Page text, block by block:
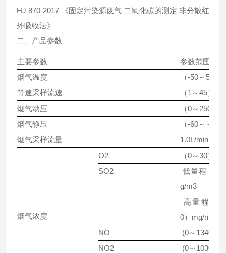
HJ 870-2017 《固定污染源废气 二氧化碳的测定 非分散红
外吸收法》
二、产品参数
主要参数
参数范围
烟气温度
（-50～
等速采样流速
（1～45）m/
烟气动压
（0～2500）
烟气静压
（-60～＋60
烟气采样流量
1.0L/min
烟气浓度
O2
（0～30）%
SO2
低量程：（
g/m3
高量程：
0）mg/m3
NO
(0～1340)
NO2
(0～1030)